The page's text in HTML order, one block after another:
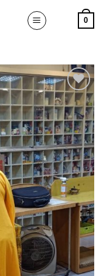
0
加入
「願
望清
單」